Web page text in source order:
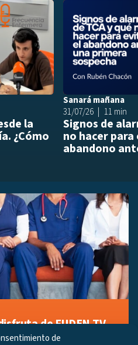
de
Añadir a
la
¿Cómo
Sanará mañana
31/07/26
11 min
Signos de
no hacer
abandono
de FUDEN TV